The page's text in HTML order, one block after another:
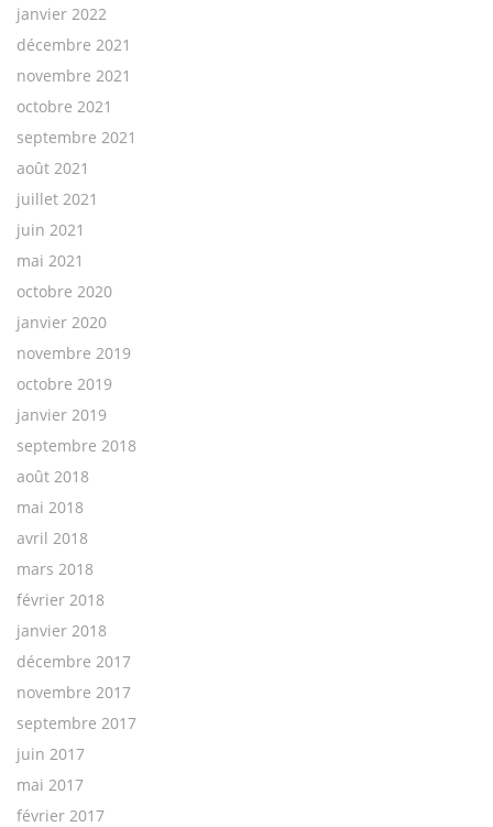
janvier 2022
décembre 2021
novembre 2021
octobre 2021
septembre 2021
août 2021
juillet 2021
juin 2021
mai 2021
octobre 2020
janvier 2020
novembre 2019
octobre 2019
janvier 2019
septembre 2018
août 2018
mai 2018
avril 2018
mars 2018
février 2018
janvier 2018
décembre 2017
novembre 2017
septembre 2017
juin 2017
mai 2017
février 2017